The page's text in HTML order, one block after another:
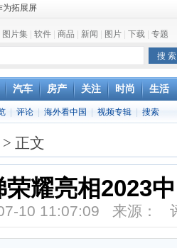
为拓展屏
动客户
但5G iPhone最快明年下半年发布
月份见
许可协议
一场浩劫
瓜
图片集 软件 商品 新闻 图片 下载 专题
汽车 房产 关注 时尚 生活
评论 海外看中国 视频专辑 搜索
> 正文
荣耀亮相2023
10 11:07:09 来源：